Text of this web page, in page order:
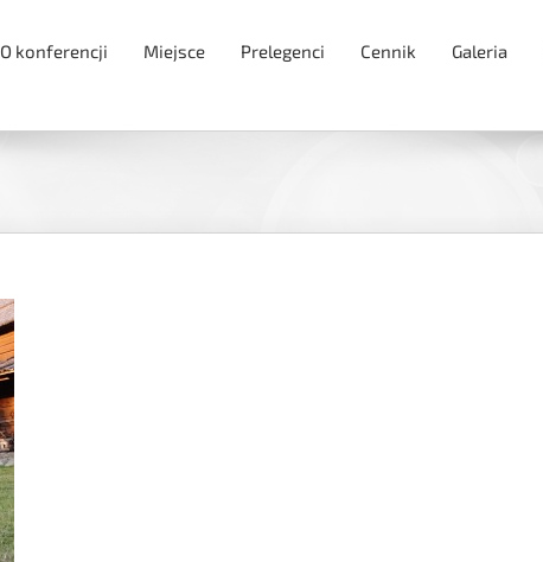
O konferencji Miejsce Prelegenci Cennik Galeria